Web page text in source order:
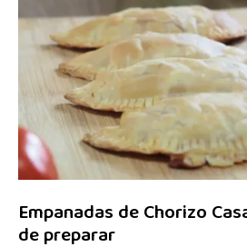
Empanadas de Chorizo
de preparar